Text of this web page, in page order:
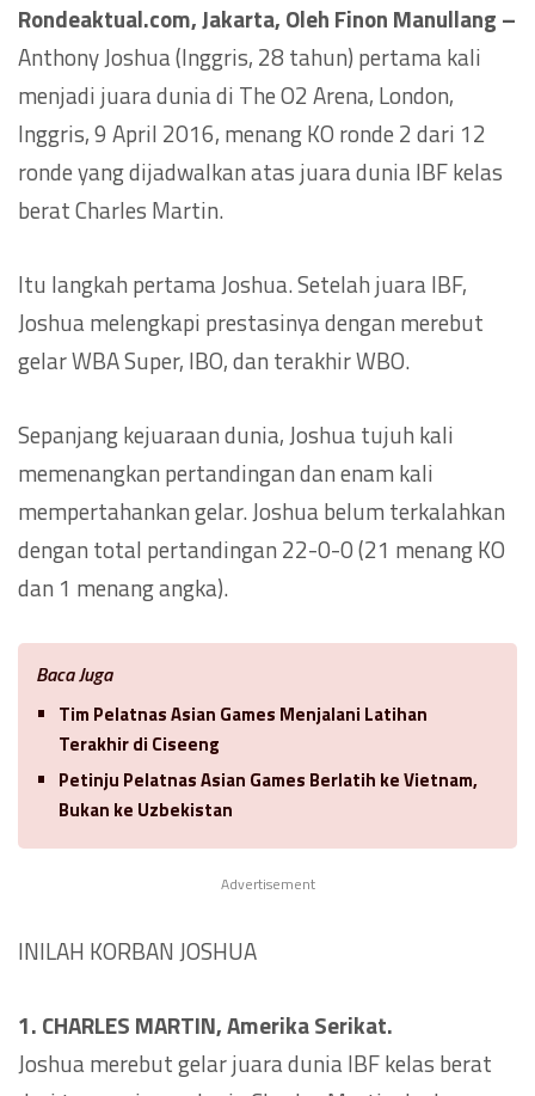
Rondeaktual.com, Jakarta, Oleh Finon Manullang –
Anthony Joshua (Inggris, 28 tahun) pertama kali
menjadi juara dunia di The O2 Arena, London,
Inggris, 9 April 2016, menang KO ronde 2 dari 12
ronde yang dijadwalkan atas juara dunia IBF kelas
berat Charles Martin.
Itu langkah pertama Joshua. Setelah juara IBF,
Joshua melengkapi prestasinya dengan merebut
gelar WBA Super, IBO, dan terakhir WBO.
Sepanjang kejuaraan dunia, Joshua tujuh kali
memenangkan pertandingan dan enam kali
mempertahankan gelar. Joshua belum terkalahkan
dengan total pertandingan 22-0-0 (21 menang KO
dan 1 menang angka).
Baca Juga
Tim Pelatnas Asian Games Menjalani Latihan
Terakhir di Ciseeng
Petinju Pelatnas Asian Games Berlatih ke Vietnam,
Bukan ke Uzbekistan
Advertisement
INILAH KORBAN JOSHUA
1. CHARLES MARTIN, Amerika Serikat.
Joshua merebut gelar juara dunia IBF kelas berat